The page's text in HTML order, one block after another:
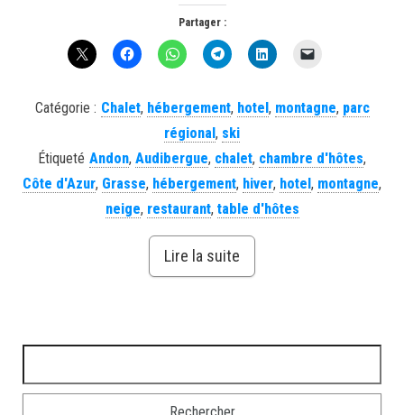
Partager :
Catégorie : Chalet, hébergement, hotel , montagne, parc
régional , ski
Étiqueté Andon, Audibergue, chalet, chambre d'hôtes,
Côte d'Azur, Grasse, hébergement, hiver, hotel , montagne,
neige, restaurant, table d'hôtes
Lire la suite